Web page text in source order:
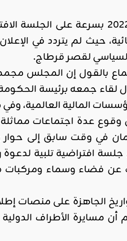
رد الرئيس التونسي قيس سعيّد الأربعاء
لقصر قرطاج.
بالقول إن المجلس مجمد
لقاء جمعه برئيسة
المالية العالمية،
عدة اجتماعات
في وقت سابق إلى
افتراضية تلبية لدعوة
عن فضاء وسماء
الجاهزة على منصات
أن مسايرة الأطراف